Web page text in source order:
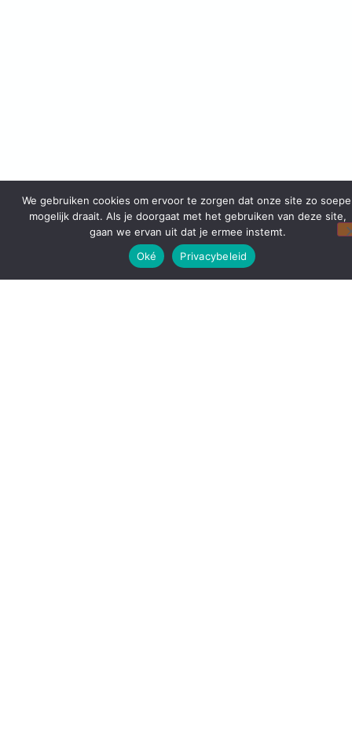
We gebruiken cookies om ervoor te zorgen dat onze site zo
mogelijk draait. Als je doorgaat met het gebruiken van deze site,
gaan we ervan uit dat je ermee instemt.
Oké
Privacybeleid